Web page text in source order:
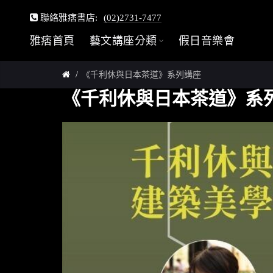
聯絡雅痞書店: (02)2731-7477
雅痞首頁 藝文講座分類 假日音樂會
《千利休與日本茶道》系列講座
《千利休與日本茶道》系